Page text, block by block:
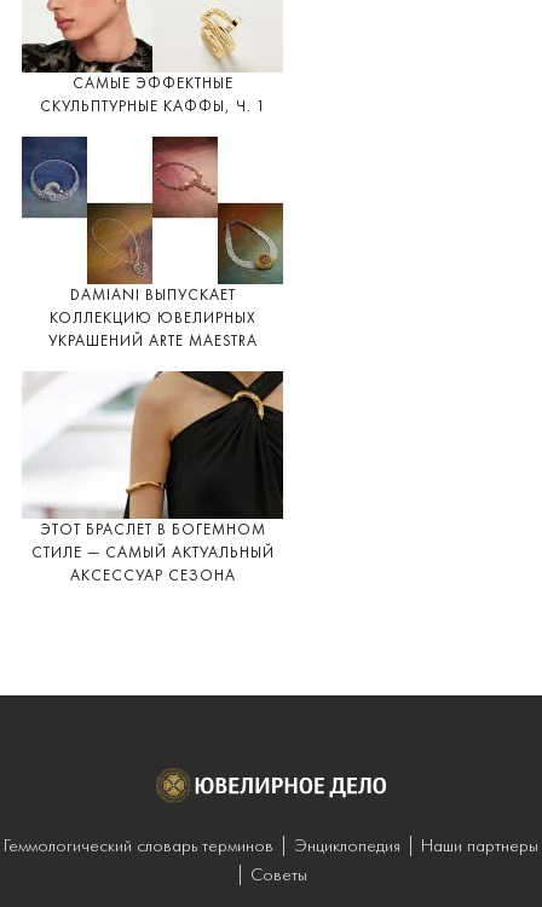
САМЫЕ ЭФФЕКТНЫЕ
СКУЛЬПТУРНЫЕ КАФФЫ, Ч. 1
DAMIANI ВЫПУСКАЕТ
КОЛЛЕКЦИЮ ЮВЕЛИРНЫХ
УКРАШЕНИЙ ARTE MAESTRA
ЭТОТ БРАСЛЕТ В БОГЕМНОМ
СТИЛЕ — САМЫЙ АКТУАЛЬНЫЙ
АКСЕССУАР СЕЗОНА
Геммологический словарь терминов Энциклопедия
Наши партнеры
Советы